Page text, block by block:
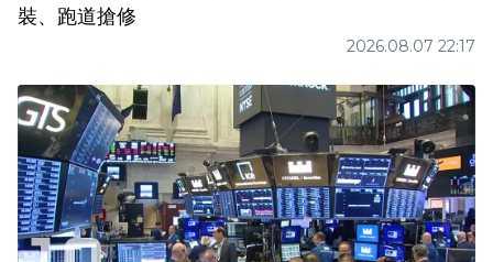
裝、跑道搶修
2026.08.07 22:17